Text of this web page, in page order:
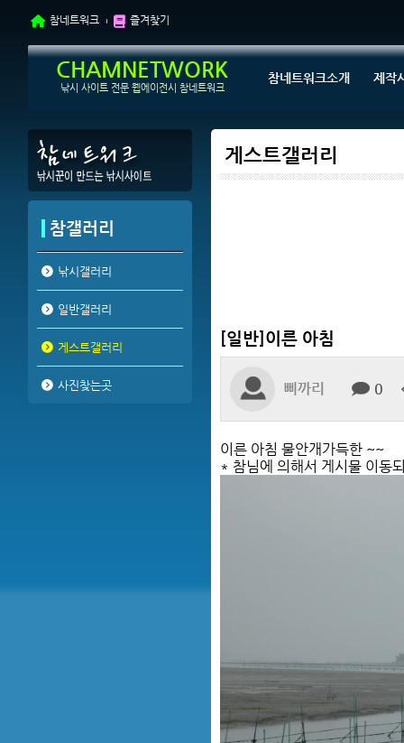
참네트워크 즐겨찾기
CHAMNETWORK
낚시 사이트 전문 웹에이전시 참네트워크
참네트워크소개 제작
게스트갤러리
참갤러리
낚시갤러리
일반갤러리
게스트갤러리
사진찾는곳
[일반]이른 아침
삐까리 0
이른 아침 물안개가득한 ~~
* 참님에 의해서 게시물 이